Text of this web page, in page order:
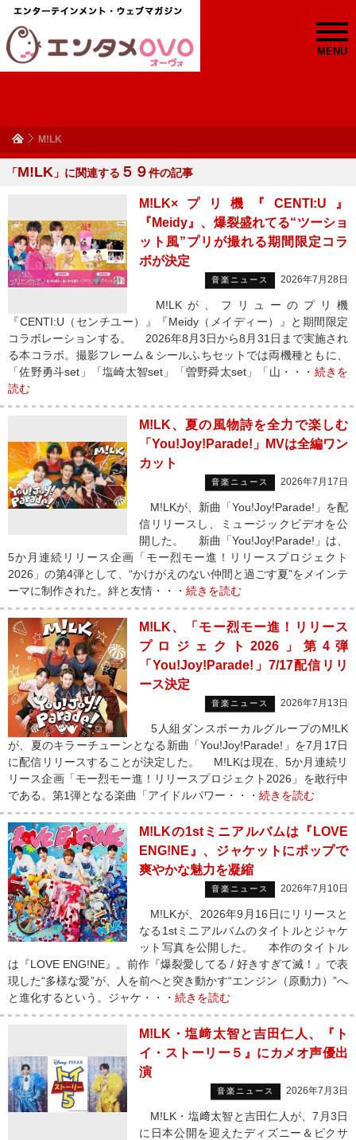
MENU
M!LK
「M!LK 」に関連する ５９件の記事
M!LK×プリ機『CENTI:U』
『Meidy』、爆裂盛れてる“ツーショ
ット風”プリが撮れる期間限定コラ
ボが決定
音楽ニュース 2026年7月28日
M!LKが、フリューのプリ機
『CENTI:U（センチユー）』『Meidy（メイディー）』と期間限定
コラボレーションする。 2026年8月3日から8月31日まで実施され
る本コラボ。撮影フレーム＆シールふちセットでは両機種ともに、
「佐野勇斗set」「塩崎太智set」「曽野舜太set」「山・・・ 続きを
読む
M!LK、夏の風物詩を全力で楽しむ
「You!Joy!Parade!」MVは全編ワン
カット
音楽ニュース 2026年7月17日
M!LKが、新曲「You!Joy!Parade!」を配
信リリースし、ミュージックビデオを公
開した。 新曲「You!Joy!Parade!」は、
5か月連続リリース企画「モー烈モー進！リリースプロジェクト
2026」の第4弾として、“かけがえのない仲間と過ごす夏”をメインテ
ーマに制作された。絆と友情・・・ 続きを読む
M!LK、「モー烈モー進！リリース
プロジェクト2026」第4弾
「You!Joy!Parade!」7/17配信リリ
ース決定
音楽ニュース 2026年7月13日
5人組ダンスボーカルグループのM!LK
が、夏のキラーチューンとなる新曲「You!Joy!Parade!」を7月17日
に配信リリースすることが決定した。 M!LKは現在、5か月連続リ
リース企画「モー烈モー進！リリースプロジェクト2026」を敢行中
である。第1弾となる楽曲「アイドルパワー・・・ 続きを読む
M!LKの1stミニアルバムは『LOVE
ENG!NE』、ジャケットにポップで
爽やかな魅力を凝縮
音楽ニュース 2026年7月10日
M!LKが、2026年9月16日にリリースと
なる1stミニアルバムのタイトルとジャケ
ット写真を公開した。 本作のタイトル
は『LOVE ENG!NE』。前作『爆裂愛してる / 好きすぎて滅！』で表
現した“多様な愛”が、人を前へと突き動かす“エンジン（原動力）”へ
と進化するという。ジャケ・・・ 続きを読む
M!LK・塩﨑太智と吉田仁人、『ト
イ・ストーリー５』にカメオ声優出
演
音楽ニュース 2026年7月3日
M!LK・塩﨑太智と吉田仁人が、7月3日
に日本公開を迎えたディズニー＆ピクサ